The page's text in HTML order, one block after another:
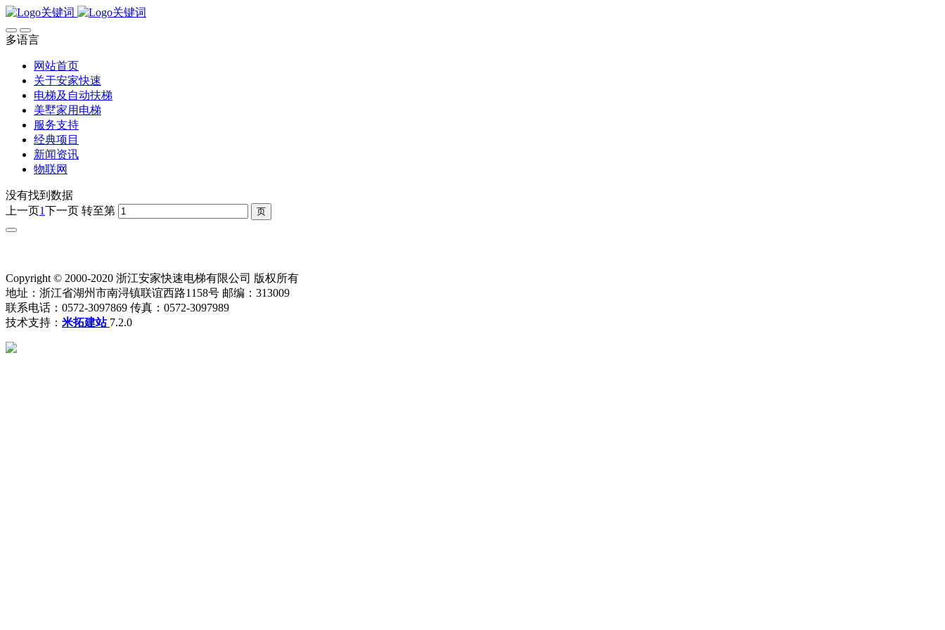
多语言
网站首页
关于安家快速
电梯及自动扶梯
美墅家用电梯
服务支持
经典项目
新闻资讯
物联网
没有找到数据
上一页1下一页 转至第
Copyright © 2000-2020 浙江安家快速电梯有限公司 版权所有
地址：浙江省湖州市南浔镇联谊西路1158号 邮编：313009
联系电话：0572-3097869 传真：0572-3097989
技术支持： 米拓建站 7.2.0